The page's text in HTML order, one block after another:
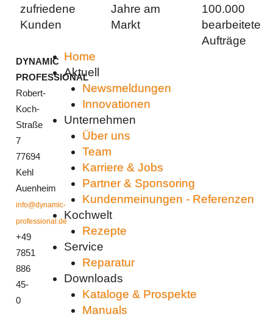
zufriedene
Kunden
Jahre am
Markt
100.000
bearbeitete
Aufträge
DYNAMIC
PROFESSIONAL
Robert-
Koch-
Straße
7
77694
Kehl
Auenheim
info@dynamic-
professional.de
+49
7851
886
45-
0
Home
Aktuell
Newsmeldungen
Innovationen
Unternehmen
Über uns
Team
Karriere & Jobs
Partner & Sponsoring
Kundenmeinungen - Referenzen
Kochwelt
Rezepte
Service
Reparatur
Downloads
Kataloge & Prospekte
Manuals